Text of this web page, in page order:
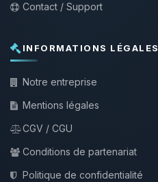
Contact / Support
INFORMATIONS LÉGALES
Notre entreprise
Mentions légales
CGV / CGU
Conditions de partenariat
Politique de confidentialité